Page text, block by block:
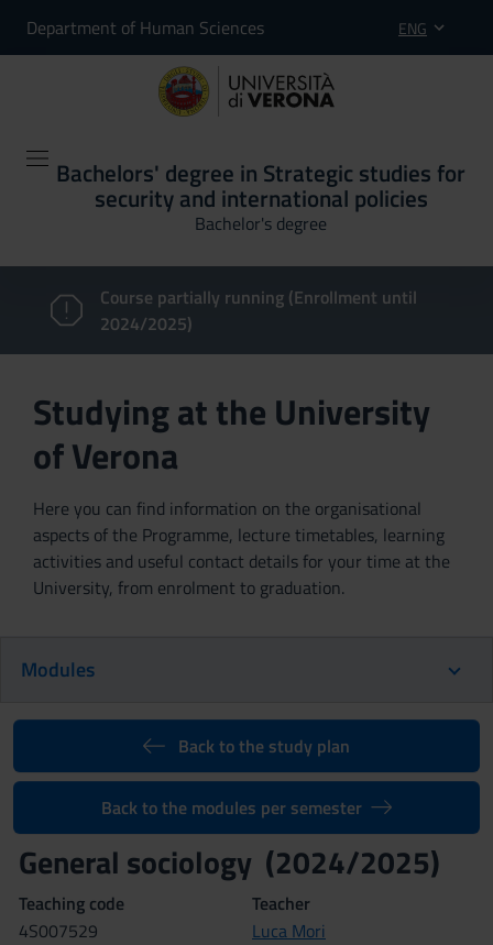
Department of Human Sciences ENG
Bachelors' degree in Strategic studies for
security and international policies
Bachelor's degree
Course partially running (Enrollment until
2024/2025)
Studying at the University
of Verona
Here you can find information on the organisational
aspects of the Programme, lecture timetables, learning
activities and useful contact details for your time at the
University, from enrolment to graduation.
Modules
Back to the study plan
Back to the modules per semester
General sociology (2024/2025)
Teaching code
4S007529
Teacher
Luca Mori